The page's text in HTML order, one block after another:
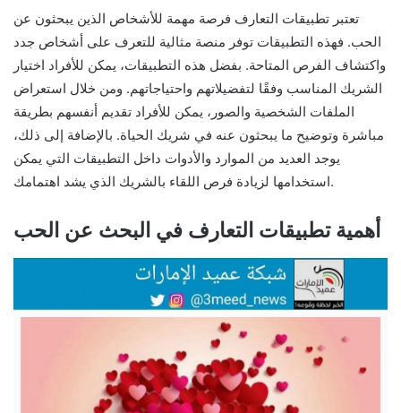
تعتبر تطبيقات التعارف فرصة مهمة للأشخاص الذين يبحثون عن
الحب. فهذه التطبيقات توفر منصة مثالية للتعرف على أشخاص جدد
واكتشاف الفرص المتاحة. بفضل هذه التطبيقات، يمكن للأفراد اختيار
الشريك المناسب وفقًا لتفضيلاتهم واحتياجاتهم. ومن خلال استعراض
الملفات الشخصية والصور، يمكن للأفراد تقديم أنفسهم بطريقة
مباشرة وتوضيح ما يبحثون عنه في شريك الحياة. بالإضافة إلى ذلك،
يوجد العديد من الموارد والأدوات داخل التطبيقات التي يمكن
استخدامها لزيادة فرص اللقاء بالشريك الذي يشد اهتمامك.
أهمية تطبيقات التعارف في البحث عن الحب